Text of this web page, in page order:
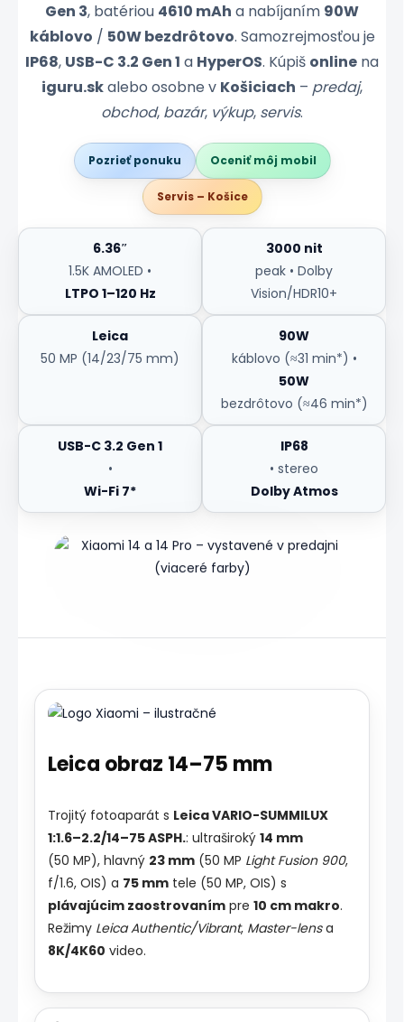
Gen 3, batériou 4610 mAh a nabíjaním 90W
káblovo / 50W bezdrôtovo. Samozrejmosťou je
IP68, USB-C 3.2 Gen 1 a HyperOS. Kúpiš online na
iguru.skalebo osobne v Košiciach – predaj,
obchod, bazár, výkup, servis.
Pozrieť ponuku Oceniť môj mobil
Servis – Košice
6.36″
1.5K AMOLED •
LTPO 1–120 Hz
3000 nit
peak • Dolby
Vision/HDR10+
Leica
50 MP (14/23/75 mm)
90W
káblovo (≈31 min*) •
50W
bezdrôtovo (≈46 min*)
USB-C 3.2 Gen 1
•
Wi-Fi 7*
IP68
• stereo
Dolby Atmos
Commons
BY-
SA
Leica obraz 14–75 mm
Trojitý fotoaparát s Leica VARIO-SUMMILUX
1:1.6–2.2/14–75 ASPH.: ultraširoký 14 mm
(50 MP), hlavný 23 mm(50 MP Light Fusion 900,
f/1.6, OIS) a 75 mmtele (50 MP, OIS) s
plávajúcim zaostrovanímpre 10 cm makro.
Režimy Leica Authentic/Vibrant, Master-lensa
8K/4K60 video.